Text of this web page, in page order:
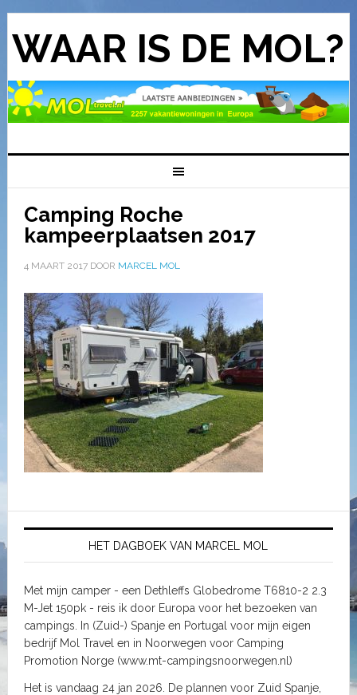
WAAR IS DE MOL?
Camping Roche
kampeerplaatsen 2017
4 MAART 2017DOOR MARCEL MOL
HET DAGBOEK VAN MARCEL MOL
Met mijn camper - een Dethleffs Globedrome T6810-2 2.3
M-Jet 150pk - reis ik door Europa voor het bezoeken van
campings. In (Zuid-) Spanje en Portugal voor mijn eigen
bedrijf Mol Travel en in Noorwegen voor Camping
Promotion Norge (www.mt-campingsnoorwegen.nl)
Het is vandaag 24 jan 2026. De plannen voor Zuid Spanje,